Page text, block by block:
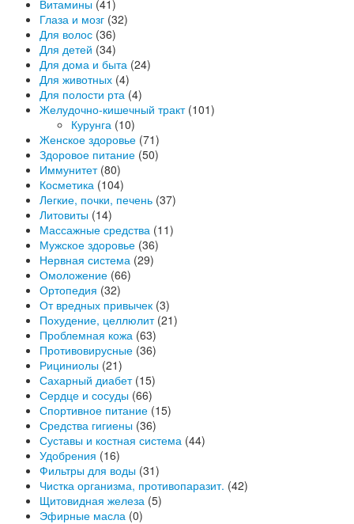
Витамины (41)
Глаза и мозг (32)
Для волос (36)
Для детей (34)
Для дома и быта (24)
Для животных (4)
Для полости рта (4)
Желудочно-кишечный тракт (101)
Курунга (10)
Женское здоровье (71)
Здоровое питание (50)
Иммунитет (80)
Косметика (104)
Легкие, почки, печень (37)
Литовиты (14)
Массажные средства (11)
Мужское здоровье (36)
Нервная система (29)
Омоложение (66)
Ортопедия (32)
От вредных привычек (3)
Похудение, целлюлит (21)
Проблемная кожа (63)
Противовирусные (36)
Рициниолы (21)
Сахарный диабет (15)
Сердце и сосуды (66)
Спортивное питание (15)
Средства гигиены (36)
Суставы и костная система (44)
Удобрения (16)
Фильтры для воды (31)
Чистка организма, противопаразит. (42)
Щитовидная железа (5)
Эфирные масла (0)